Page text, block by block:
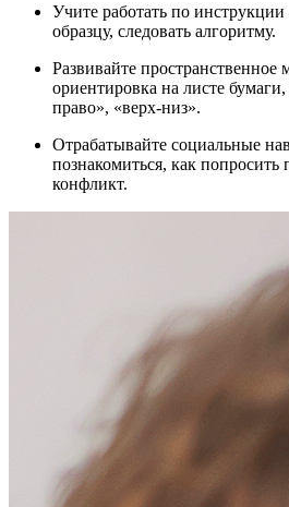
Учите работать по
образцу, следовать алгоритму.
Развивайте
ориентировка на листе
право», «верх-низ».
Отрабатывайте социальные
познакомиться, как
конфликт.